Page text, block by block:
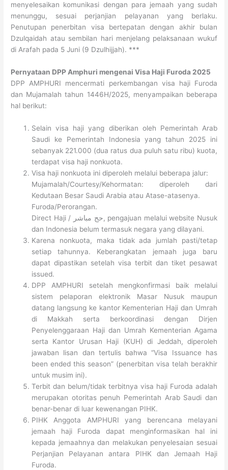
menyelesaikan komunikasi dengan para jemaah yang sudah
menunggu, sesuai perjanjian pelayanan yang berlaku.
Penutupan penerbitan visa bertepatan dengan akhir bulan
Dzulqaidah atau sembilan hari menjelang pelaksanaan wukuf
di Arafah pada 5 Juni (9 Dzulhijjah). ***
Pernyataan DPP Amphuri mengenai Visa Haji Furoda 2025
DPP AMPHURI mencermati perkembangan visa haji Furoda
dan Mujamalah tahun 1446H/2025, menyampaikan beberapa
hal berikut:
Selain visa haji yang diberikan oleh Pemerintah Arab
Saudi ke Pemerintah Indonesia yang tahun 2025 ini
sebanyak 221.000 (dua ratus dua puluh satu ribu) kuota,
terdapat visa haji nonkuota.
Visa haji nonkuota ini diperoleh melalui beberapa jalur:
Mujamalah/Courtesy/Kehormatan: diperoleh dari
Kedutaan Besar Saudi Arabia atau Atase-atasenya.
Furoda/Perorangan.
Direct Haji / حج مباشر, pengajuan melalui website Nusuk
dan Indonesia belum termasuk negara yang dilayani.
Karena nonkuota, maka tidak ada jumlah pasti/tetap
setiap tahunnya. Keberangkatan jemaah juga baru
dapat dipastikan setelah visa terbit dan tiket pesawat
issued.
DPP AMPHURI setelah mengkonfirmasi baik melalui
sistem pelaporan elektronik Masar Nusuk maupun
datang langsung ke kantor Kementerian Haji dan Umrah
di Makkah serta berkoordinasi dengan Dirjen
Penyelenggaraan Haji dan Umrah Kementerian Agama
serta Kantor Urusan Haji (KUH) di Jeddah, diperoleh
jawaban lisan dan tertulis bahwa “Visa Issuance has
been ended this season” (penerbitan visa telah berakhir
untuk musim ini).
Terbit dan belum/tidak terbitnya visa haji Furoda adalah
merupakan otoritas penuh Pemerintah Arab Saudi dan
benar-benar di luar kewenangan PIHK.
PIHK Anggota AMPHURI yang berencana melayani
jemaah haji Furoda dapat menginformasikan hal ini
kepada jemaahnya dan melakukan penyelesaian sesuai
Perjanjian Pelayanan antara PIHK dan Jemaah Haji
Furoda.